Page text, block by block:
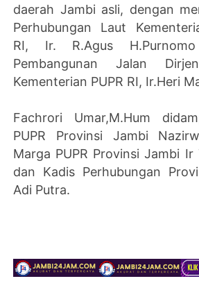
daerah Jambi asli, dengan
Perhubungan Laut
RI, Ir. R.Agus
Pembangunan Jalan
Kementerian PUPR RI, Ir.Heri
Fachrori Umar,M.Hum
PUPR Provinsi Jambi
Marga PUPR Provinsi Jambi Ir
dan Kadis Perhubungan
Adi Putra.